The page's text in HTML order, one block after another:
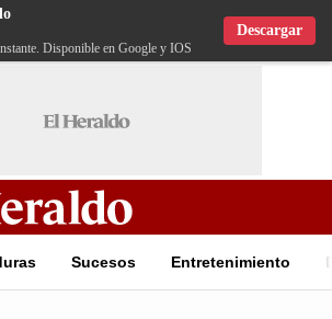
Disponible en Google y IOS
Descargar
Sucesos Entretenimiento